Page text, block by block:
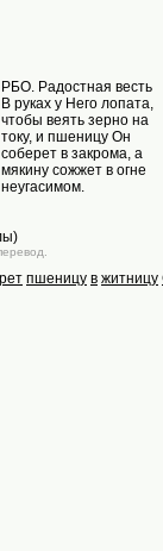
РБО. Радостная весть
В руках у Него лопата,
чтобы веять зерно на
току, и пшеницу Он
соберет в закрома, а
мякину сожжет в огне
неугасимом.
пшеницу в житницу